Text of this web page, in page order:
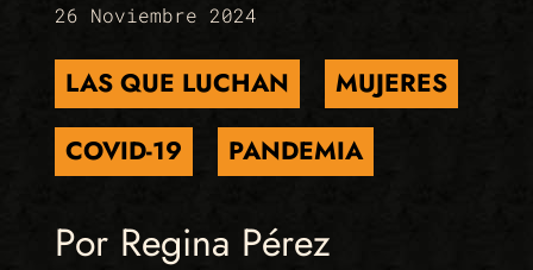
26 Noviembre 2024
LAS QUE LUCHAN
MUJERES
COVID-19
PANDEMIA
Por Regina Pérez